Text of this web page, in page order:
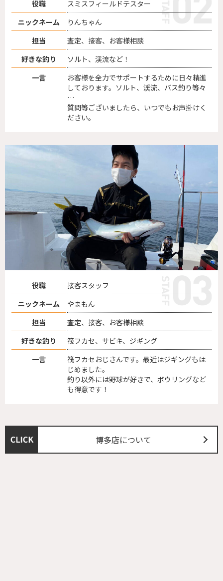
役職
スミスフィールドテスター
ニックネーム
りんちゃん
担当
査定、接客、お客様相談
好きな釣り
ソルト、渓流など！
一言
お客様を全力でサポートするために日々精進
しております。ソルト、渓流、バス釣り等々
…
質問等ございましたら、いつでもお声掛けく
ださい。
役職
接客スタッフ
ニックネーム
やまもん
担当
査定、接客、お客様相談
好きな釣り
筏フカセ、サビキ、ジギング
一言
筏フカセおじさんです。最近はジギングもは
じめました。
釣り以外には野球が好きで、ボウリングなど
も得意です！
博多店について